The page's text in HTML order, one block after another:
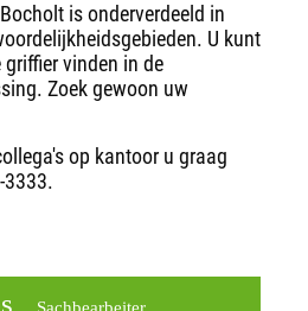
is onderverdeeld in
U kunt
vinden in de
Zoek gewoon uw
op kantoor u graag